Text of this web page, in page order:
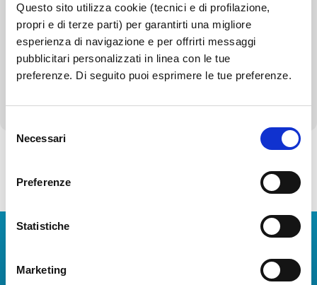
Questo sito utilizza cookie (tecnici e di profilazione,
propri e di terze parti) per garantirti una migliore
esperienza di navigazione e per offrirti messaggi
pubblicitari personalizzati in linea con le tue
preferenze. Di seguito puoi esprimere le tue preferenze.
delNecessari
Preferenze
Statistiche
Marketing
Controlli e rilievi sull'amministrazione
Servizi erogati
The Guide to Naples International Airport Services!